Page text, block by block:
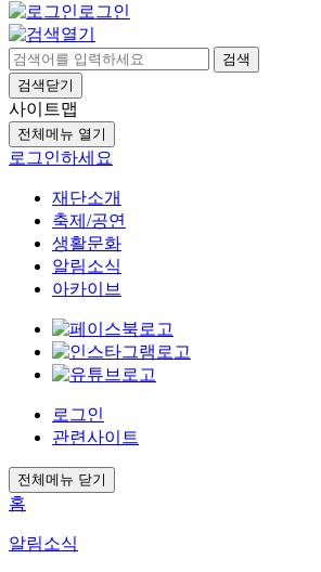
로그인
검색
검색닫기
사이트맵
전체메뉴 열기
로그인하세요
재단소개
축제/공연
생활문화
알림소식
아카이브
로그인
관련사이트
전체메뉴 닫기
홈
알림소식